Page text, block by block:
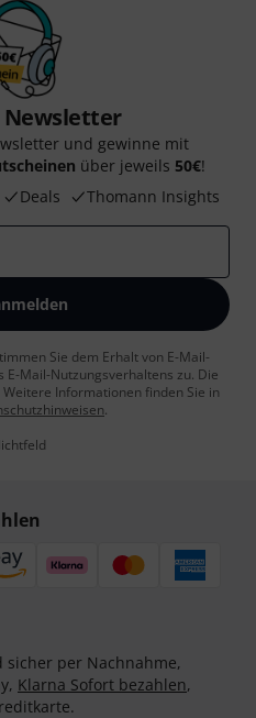
und gewinne mit
über jeweils 50€!
Deals Thomann Insights
Sie dem Erhalt von E-Mail-
Mail-Nutzungsverhaltens zu. Die
Informationen finden Sie in
.
sicher per Nachnahme,
Klarna Sofort bezahlen,